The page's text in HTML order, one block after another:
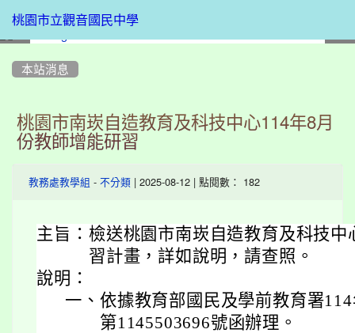
桃園市立觀音國民中學
本站消息
桃園市南崁自造教育及科技中心114年8月
份教師增能研習
教務處教學組 - 不分類 | 2025-08-12 | 點閱數： 182
主旨： 檢送桃園市南崁自造教育及科技
習計畫，詳如說明，請查照。
說明：
一、 依據教育部國民及學前教育署
第1145503696號函辦理。